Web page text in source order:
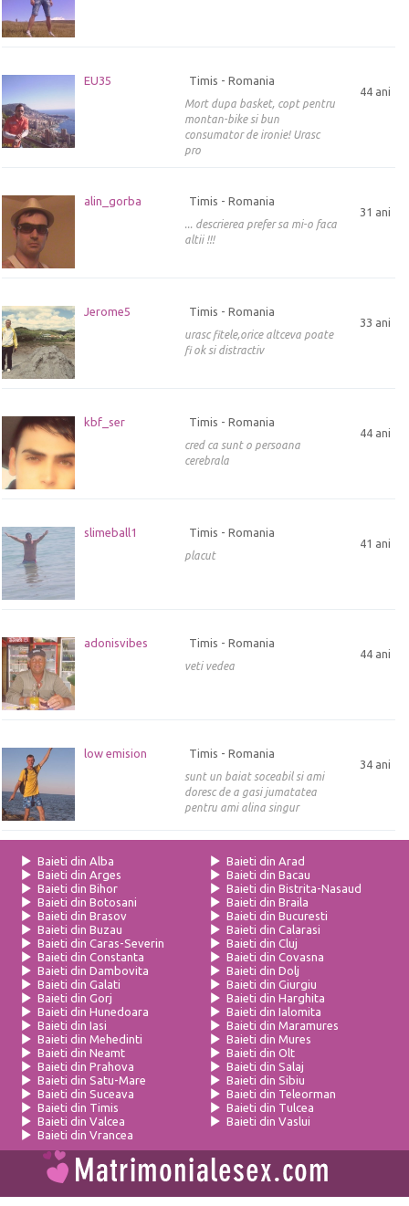
EU35
44 ani
Timis - Romania
Mort dupa basket, copt pentru
montan-bike si bun
consumator de ironie! Urasc
pro
alin_gorba
31 ani
Timis - Romania
... descrierea prefer sa mi-o faca
altii !!!
Jerome5
33 ani
Timis - Romania
urasc fitele,orice altceva poate
fi ok si distractiv
kbf_ser
44 ani
Timis - Romania
cred ca sunt o persoana
cerebrala
slimeball1
41 ani
Timis - Romania
placut
adonisvibes
44 ani
Timis - Romania
veti vedea
low emision
34 ani
Timis - Romania
sunt un baiat soceabil si ami
doresc de a gasi jumatatea
pentru ami alina singur
Baieti din Alba
Baieti din Arad
Baieti din Arges
Baieti din Bacau
Baieti din Bihor
Baieti din Bistrita-Nasaud
Baieti din Botosani
Baieti din Braila
Baieti din Brasov
Baieti din Bucuresti
Baieti din Buzau
Baieti din Calarasi
Baieti din Caras-Severin
Baieti din Cluj
Baieti din Constanta
Baieti din Covasna
Baieti din Dambovita
Baieti din Dolj
Baieti din Galati
Baieti din Giurgiu
Baieti din Gorj
Baieti din Harghita
Baieti din Hunedoara
Baieti din Ialomita
Baieti din Iasi
Baieti din Maramures
Baieti din Mehedinti
Baieti din Mures
Baieti din Neamt
Baieti din Olt
Baieti din Prahova
Baieti din Salaj
Baieti din Satu-Mare
Baieti din Sibiu
Baieti din Suceava
Baieti din Teleorman
Baieti din Timis
Baieti din Tulcea
Baieti din Valcea
Baieti din Vaslui
Baieti din Vrancea